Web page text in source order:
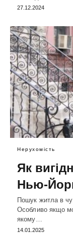
27.12.2024
Нерухомість
Як
Нью-
Пошук житла в
Особливо якщо
якому…
14.01.2025